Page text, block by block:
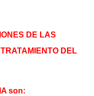
DE LAS
DEL
son: